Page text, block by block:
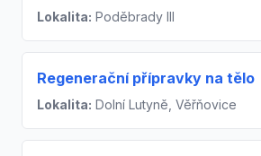
Lokalita: Poděbrady III
Regenerační přípravky na tělo
Lokalita: Dolní Lutyně, Věřňovice